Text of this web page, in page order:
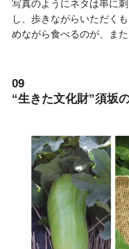
写真のようにネタは串に
し、歩きながらいただく
めながら食べるのが、また
09
“生きた文化財”須坂